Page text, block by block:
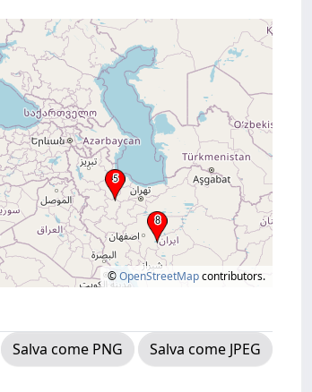
©OpenStreetMapcontributors.
Salva come PNG
Salva come JPEG